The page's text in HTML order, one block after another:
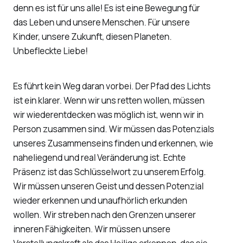
denn es ist für uns alle! Es ist eine Bewegung für
das Leben und unsere Menschen. Für unsere
Kinder, unsere Zukunft, diesen Planeten.
Unbefleckte Liebe!
Es führt kein Weg daran vorbei. Der Pfad des Lichts
ist ein klarer. Wenn wir uns retten wollen, müssen
wir wiederentdecken was möglich ist, wenn wir in
Person zusammen sind. Wir müssen das Potenzials
unseres Zusammenseins finden und erkennen, wie
naheliegend und real Veränderung ist. Echte
Präsenz ist das Schlüsselwort zu unserem Erfolg.
Wir müssen unseren Geist und dessen Potenzial
wieder erkennen und unaufhörlich erkunden
wollen. Wir streben nach den Grenzen unserer
inneren Fähigkeiten. Wir müssen unsere